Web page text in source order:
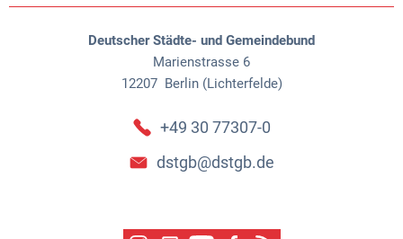
Deutscher Städte- und Gemeindebund
Marienstrasse 6
12207 Berlin (Lichterfelde)
+49 30 77307-0
dstgb@dstgb.de